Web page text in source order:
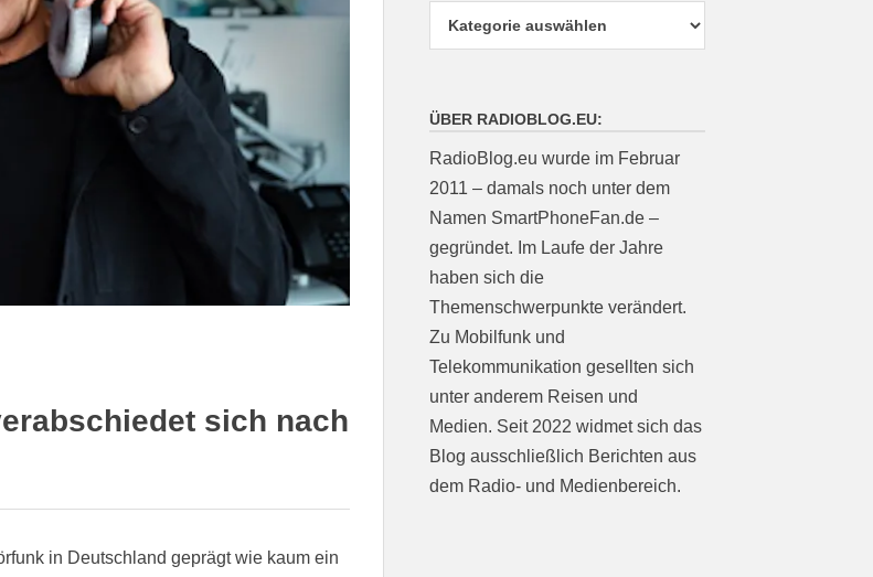
sich nach
in Deutschland geprägt wie kaum ein
ÜBER RADIOBLOG.EU:
RadioBlog.eu wurde im Februar
2011 – damals noch unter dem
Namen SmartPhoneFan.de –
gegründet. Im Laufe der Jahre
haben sich die
Themenschwerpunkte verändert.
Zu Mobilfunk und
Telekommunikation gesellten sich
unter anderem Reisen und
Medien. Seit 2022 widmet sich das
Blog ausschließlich Berichten aus
dem Radio- und Medienbereich.